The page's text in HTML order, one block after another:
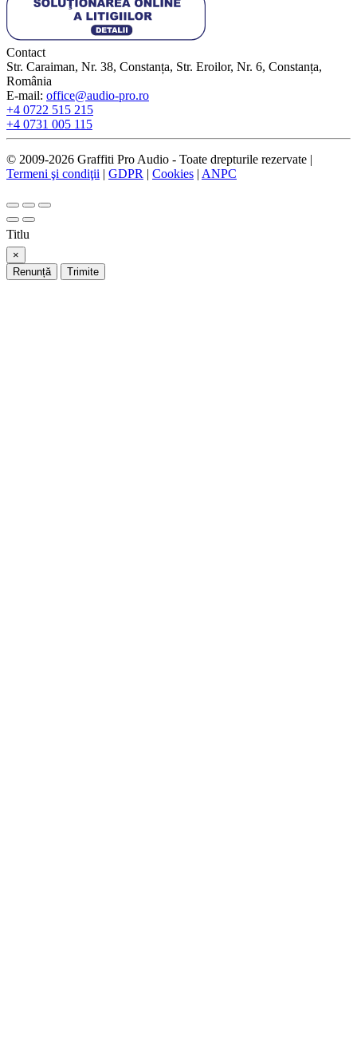
Contact
Str. Caraiman, Nr. 38, Constanța, Str. Eroilor, Nr. 6, Constanța,
România
E-mail: office@audio-pro.ro
+4 0722 515 215
+4 0731 005 115
© 2009-2026 Graffiti Pro Audio - Toate drepturile rezervate |
Termeni şi condiţii | GDPR | Cookies | ANPC
Titlu
×
Renunță